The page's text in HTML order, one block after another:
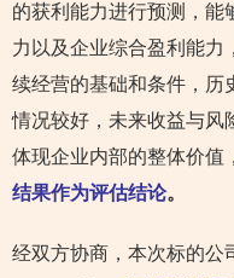
的获利能力进行预测，能
力以及企业综合盈利能力
续经营的基础和条件，历
情况较好，未来收益与风
体现企业内部的整体价值，
结果作为评估结论。
经双方协商，本次标的公